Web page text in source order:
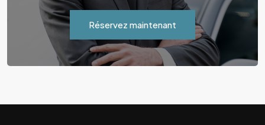
Réservez maintenant